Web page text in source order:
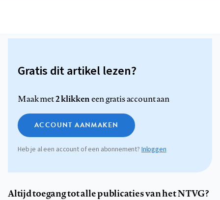
Gratis dit artikel lezen?
Maak met2 klikkeneen gratis account aan
ACCOUNT AANMAKEN
Heb je al een account of een abonnement? Inloggen
Altijd toegang tot alle publicaties van het NTVG?